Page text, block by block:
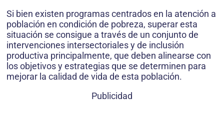
Si bien existen programas centrados en la atención a
población en condición de pobreza, superar esta
situación se consigue a través de un conjunto de
intervenciones intersectoriales y de inclusión
productiva principalmente, que deben alinearse con
los objetivos y estrategias que se determinen para
mejorar la calidad de vida de esta población.
Publicidad